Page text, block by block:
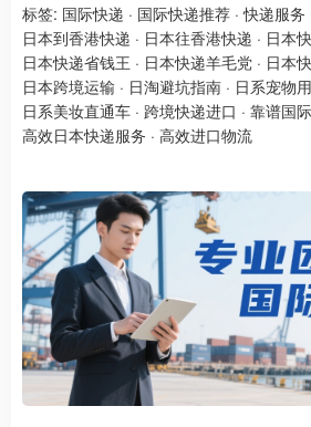
标签: 国际快递 · 国际快递推荐 ·快递服务
日本到香港快递 · 日本往香港快递 · 日本
日本快递省钱王 · 日本快递羊毛党 · 日本
日本跨境运输 · 日淘避坑指南 · 日系宠物
日系美妆直通车 · 跨境快递进口 · 靠谱国
高效日本快递服务 · 高效进口物流